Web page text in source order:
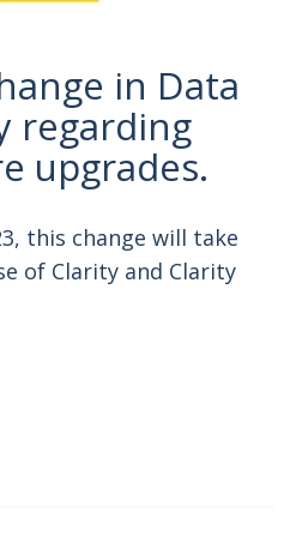
in Data
regarding
upgrades.
this change will take
of Clarity and Clarity